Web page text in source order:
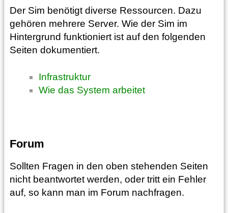
Der Sim benötigt diverse Ressourcen. Dazu
gehören mehrere Server. Wie der Sim im
Hintergrund funktioniert ist auf den folgenden
Seiten dokumentiert.
Infrastruktur
Wie das System arbeitet
Forum
Sollten Fragen in den oben stehenden Seiten
nicht beantwortet werden, oder tritt ein Fehler
auf, so kann man im Forum nachfragen.